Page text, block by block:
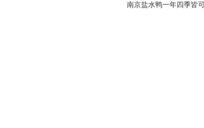
南京盐水鸭一年四季皆可